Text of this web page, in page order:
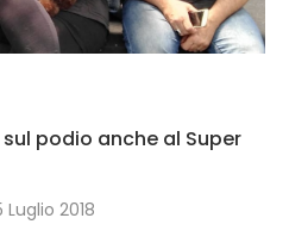
podio anche al Super
Luglio 2018